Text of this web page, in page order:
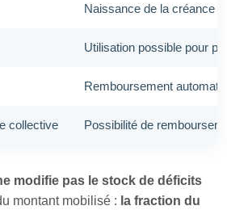
Naissance de la créance
Utilisation possible pour
Remboursement
collective Possibilité de
modifie pas le stock de déficits
montant mobilisé : la fraction du